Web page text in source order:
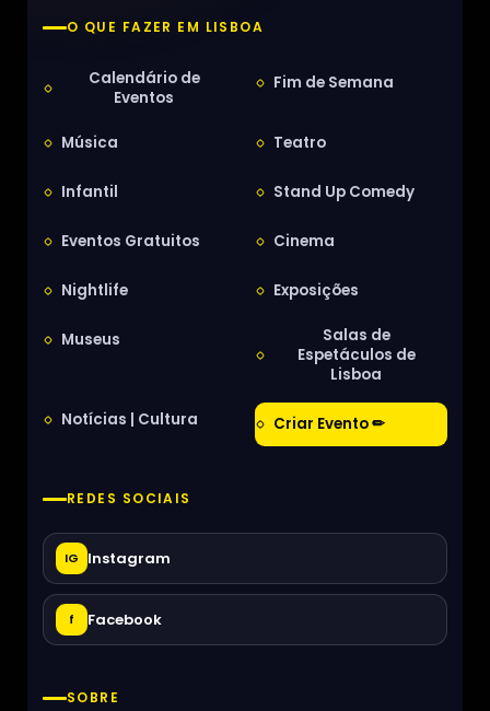
O QUE FAZER EM LISBOA
Calendário de
Eventos
Fim de Semana
Música Teatro
Infantil Stand Up Comedy
Eventos Gratuitos Cinema
Nightlife Exposições
Museus
Salas de
Espetáculos de
Lisboa
Notícias | Cultura Criar Evento ✏
REDES SOCIAIS
IG Instagram
f Facebook
SOBRE